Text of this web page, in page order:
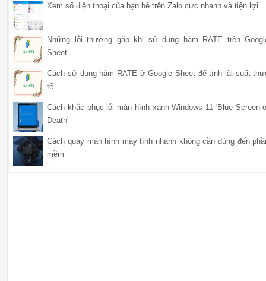
Xem số điện thoại của bạn bè trên Zalo cực nhanh và tiện lợi
Những lỗi thường gặp khi sử dụng hàm RATE trên
Sheet
Cách sử dụng hàm RATE ở Google Sheet để tính lãi suất
tế
Cách khắc phục lỗi màn hình xanh Windows 11 'Blue Screen
Death'
Cách quay màn hình máy tính nhanh không cần dùng đến
mềm